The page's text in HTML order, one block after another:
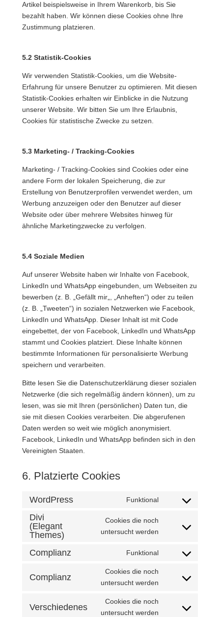
Artikel beispielsweise in Ihrem Warenkorb, bis Sie
bezahlt haben. Wir können diese Cookies ohne Ihre
Zustimmung platzieren.
5.2 Statistik-Cookies
Wir verwenden Statistik-Cookies, um die Website-
Erfahrung für unsere Benutzer zu optimieren. Mit diesen
Statistik-Cookies erhalten wir Einblicke in die Nutzung
unserer Website. Wir bitten Sie um Ihre Erlaubnis,
Cookies für statistische Zwecke zu setzen.
5.3 Marketing- / Tracking-Cookies
Marketing- / Tracking-Cookies sind Cookies oder eine
andere Form der lokalen Speicherung, die zur
Erstellung von Benutzerprofilen verwendet werden, um
Werbung anzuzeigen oder den Benutzer auf dieser
Website oder über mehrere Websites hinweg für
ähnliche Marketingzwecke zu verfolgen.
5.4 Soziale Medien
Auf unserer Website haben wir Inhalte von Facebook,
LinkedIn und WhatsApp eingebunden, um Webseiten zu
bewerben (z. B. „Gefällt mir„, „Anheften“) oder zu teilen
(z. B. „Tweeten“) in sozialen Netzwerken wie Facebook,
LinkedIn und WhatsApp. Dieser Inhalt ist mit Code
eingebettet, der von Facebook, LinkedIn und WhatsApp
stammt und Cookies platziert. Diese Inhalte können
bestimmte Informationen für personalisierte Werbung
speichern und verarbeiten.
Bitte lesen Sie die Datenschutzerklärung dieser sozialen
Netzwerke (die sich regelmäßig ändern können), um zu
lesen, was sie mit Ihren (persönlichen) Daten tun, die
sie mit diesen Cookies verarbeiten. Die abgerufenen
Daten werden so weit wie möglich anonymisiert.
Facebook, LinkedIn und WhatsApp befinden sich in den
Vereinigten Staaten.
6. Platzierte Cookies
WordPress Funktional
Consent
service
Divi
(Elegant
Themes)
Cookies die noch
untersucht werden
Consent
service
(elegant-
Complianz Funktional
Consent
service
Complianz
Cookies die noch
untersucht werden
Consent
service
Verschiedenes
Cookies die noch
untersucht werden
Consent